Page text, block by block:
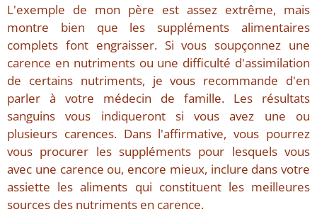
L'exemple de mon père est assez extrême, mais
montre bien que les suppléments alimentaires
complets font engraisser. Si vous soupçonnez une
carence en nutriments ou une difficulté d'assimilation
de certains nutriments, je vous recommande d'en
parler à votre médecin de famille. Les résultats
sanguins vous indiqueront si vous avez une ou
plusieurs carences. Dans l'affirmative, vous pourrez
vous procurer les suppléments pour lesquels vous
avec une carence ou, encore mieux, inclure dans votre
assiette les aliments qui constituent les meilleures
sources des nutriments en carence.